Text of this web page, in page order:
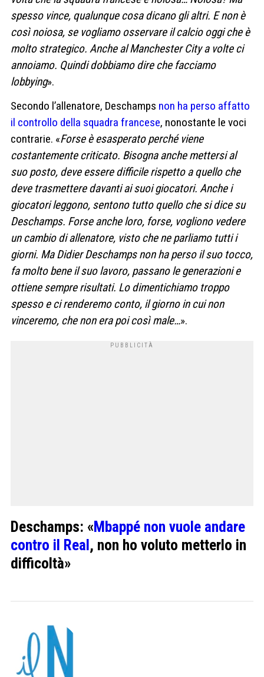
spesso vince, qualunque cosa dicano gli altri. E non è
così noiosa, se vogliamo osservare il calcio oggi che è
molto strategico. Anche al Manchester City a volte ci
annoiamo. Quindi dobbiamo dire che facciamo
lobbying».
Secondo l’allenatore, Deschamps non ha perso affatto
il controllo della squadra francese, nonostante le voci
contrarie. «Forse è esasperato perché viene
costantemente criticato. Bisogna anche mettersi al
suo posto, deve essere difficile rispetto a quello che
deve trasmettere davanti ai suoi giocatori. Anche i
giocatori leggono, sentono tutto quello che si dice su
Deschamps. Forse anche loro, forse, vogliono vedere
un cambio di allenatore, visto che ne parliamo tutti i
giorni. Ma Didier Deschamps non ha perso il suo tocco,
fa molto bene il suo lavoro, passano le generazioni e
ottiene sempre risultati. Lo dimentichiamo troppo
spesso e ci renderemo conto, il giorno in cui non
vinceremo, che non era poi così male…».
Deschamps: «Mbappé non vuole andare
contro il Real, non ho voluto metterlo in
difficoltà»